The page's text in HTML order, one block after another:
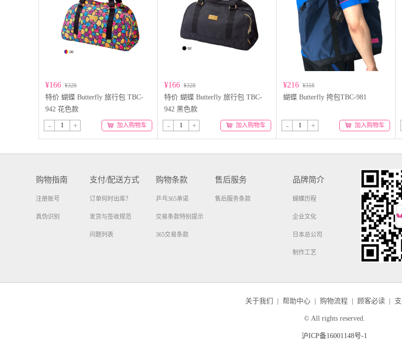
¥166 ¥328
特价 蝴蝶 Butterfly 旅行包 TBC-
942 花色款
- + 加入购物车
¥166 ¥328
特价 蝴蝶 Butterfly 旅行包 TBC-
942 黑色款
- + 加入购物车
¥216 ¥318
蝴蝶 Butterfly 挎包TBC-981
- + 加入购物车
购物指南
注册账号
真伪识别
支付/配送方式
订单何时出库？
发货与签收规范
问题列表
购物条款
乒乓365承诺
交易条款特别提示
365交易条款
售后服务
售后服务条款
品牌简介
蝴蝶历程
企业文化
日本总公司
制作工艺
关于我们 帮助中心 购物流程 顾客必读
© All rights reserved.
沪ICP备16001148号-1